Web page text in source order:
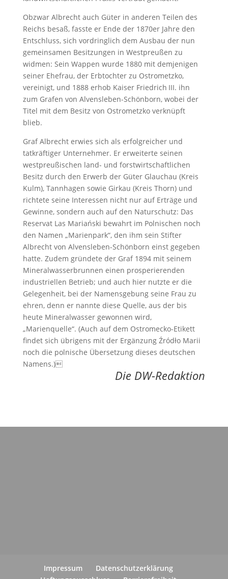
Obzwar Albrecht auch Güter in anderen Teilen des
Reichs besaß, fasste er Ende der 1870er Jahre den
Entschluss, sich vordringlich dem Ausbau der nun
gemeinsamen Besitzungen in Westpreußen zu
widmen: Sein Wappen wurde 1880 mit demjenigen
seiner Ehefrau, der Erbtochter zu Ostrometzko,
vereinigt, und 1888 erhob Kaiser Friedrich III. ihn
zum Grafen von Alvensleben-Schönborn, wobei der
Titel mit dem Besitz von Ostrometzko verknüpft
blieb.
Graf Albrecht erwies sich als erfolgreicher und
tatkräftiger Unternehmer. Er erweiterte seinen
westpreußischen land- und forstwirtschaftlichen
Besitz durch den Erwerb der Güter Glauchau (Kreis
Kulm), Tannhagen sowie Girkau (Kreis Thorn) und
richtete seine Interessen nicht nur auf Erträge und
Gewinne, sondern auch auf den Naturschutz: Das
Reservat Las Mariański bewahrt im Polnischen noch
den Namen „Marienpark“, den ihm sein Stifter
Albrecht von Alvensleben-Schönborn einst gegeben
hatte. Zudem gründete der Graf 1894 mit seinem
Mineralwasserbrunnen einen prosperierenden
industriellen Betrieb; und auch hier nutzte er die
Gelegenheit, bei der Namensgebung seine Frau zu
ehren, denn er nannte diese Quelle, aus der bis
heute Mineralwasser gewonnen wird,
„Marienquelle“. (Auch auf dem Ostromecko-Etikett
findet sich übrigens mit der Ergänzung Źródło Marii
noch die polnische Übersetzung dieses deutschen
Namens.)
Die DW-Redaktion
Impressum
Datenschutzerklärung